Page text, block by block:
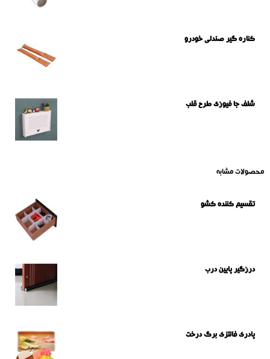
کناره گیر صندلی خودرو
شلف جا فیوزی طرح قلب
محصولات مشابه
تقسیم کننده کشو
درزگیر پایین درب
پادری فانتزی برگ درخت